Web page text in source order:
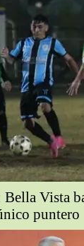
Vista
puntero